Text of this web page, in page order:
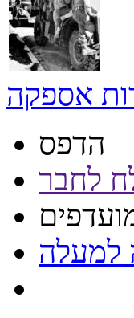
אספקה
הדפס
לחבר
למעלה